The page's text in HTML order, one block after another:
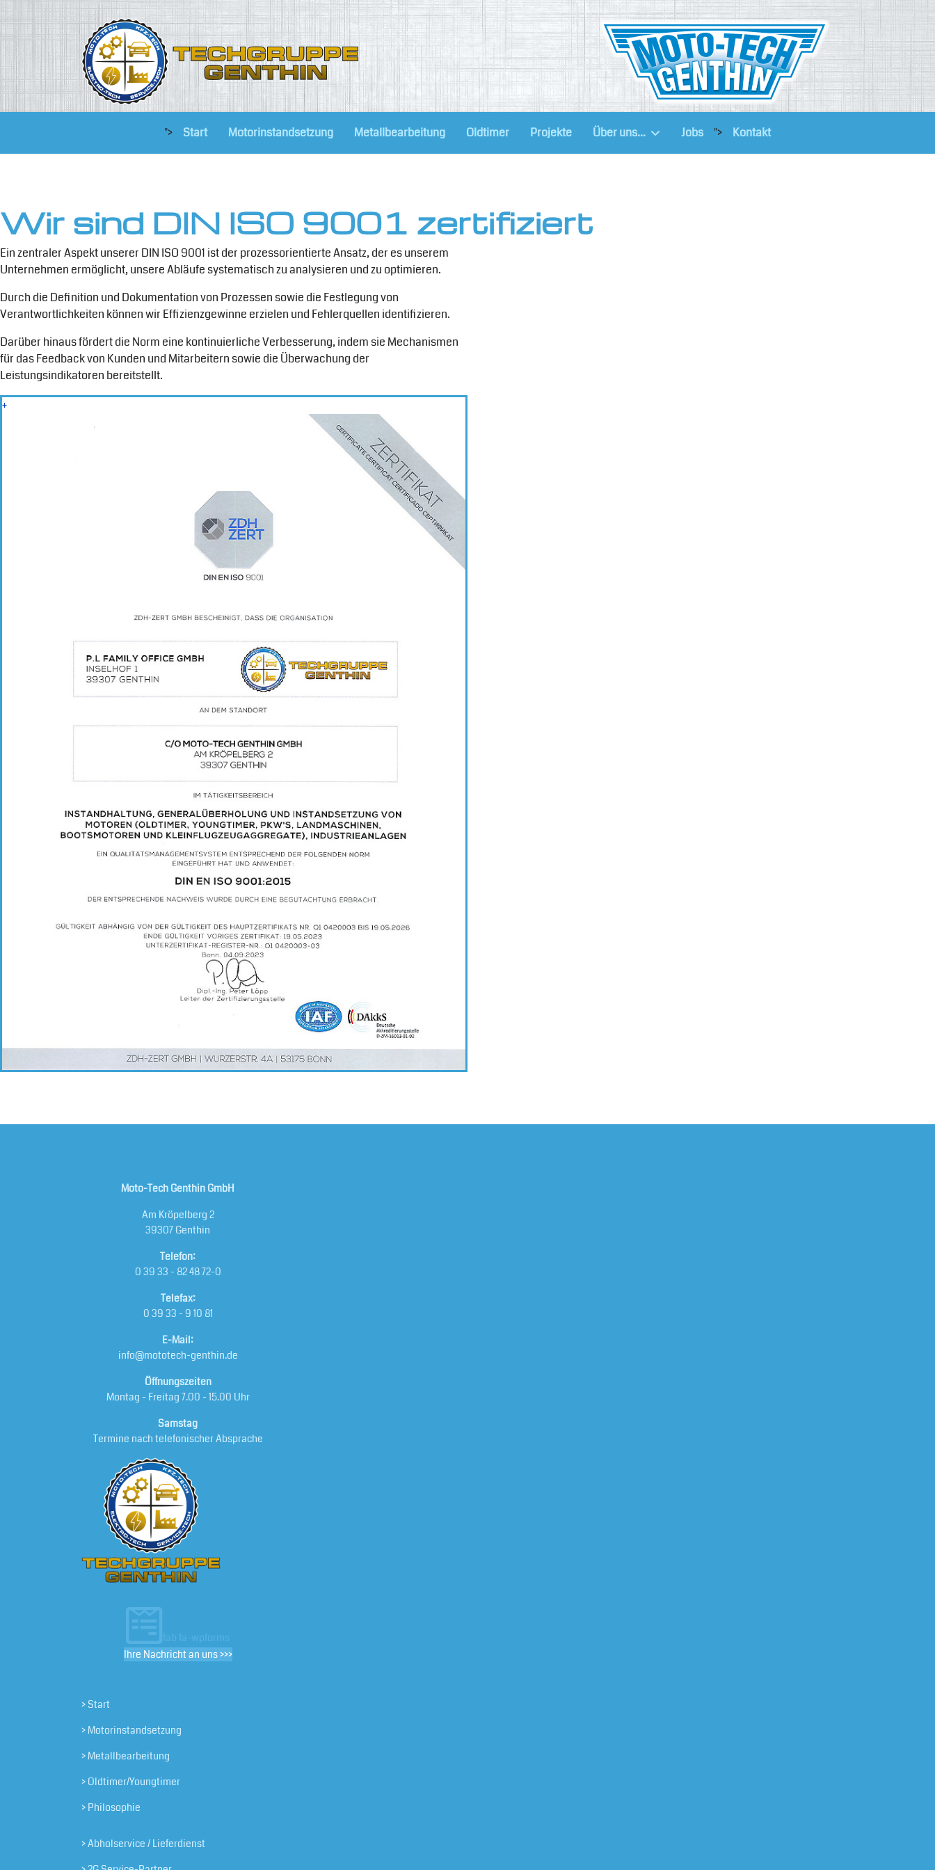
"> Start Motorinstandsetzung Metallbearbeitung Oldtimer Projekte Über uns... Jobs "> Kontakt
Wir sind DIN ISO 9001 zertifiziert
Ein zentraler Aspekt unserer DIN ISO 9001 ist der prozessorientierte Ansatz, der es unserem
Unternehmen ermöglicht, unsere Abläufe systematisch zu analysieren und zu optimieren.
Durch die Definition und Dokumentation von Prozessen sowie die Festlegung von
Verantwortlichkeiten können wir Effizienzgewinne erzielen und Fehlerquellen identifizieren.
Darüber hinaus fördert die Norm eine kontinuierliche Verbesserung, indem sie Mechanismen
für das Feedback von Kunden und Mitarbeitern sowie die Überwachung der
Leistungsindikatoren bereitstellt.
+
Moto-Tech Genthin GmbH
Am Kröpelberg 2
39307 Genthin
Telefon:
0 39 33 - 82 48 72-0
Telefax:
0 39 33 - 9 10 81
E-Mail:
info@mototech-genthin.de
Öffnungszeiten
Montag - Freitag 7.00 - 15.00 Uhr
Samstag
Termine nach telefonischer Absprache
fab fa-wpforms
Ihre Nachricht an uns >>>
> Start
> Motorinstandsetzung
> Metallbearbeitung
> Oldtimer/Youngtimer
> Philosophie
> Abholservice / Lieferdienst